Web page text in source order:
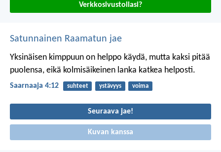
Verkkosivustollasi?
Satunnainen Raamatun jae
Yksinäisen kimppuun on helppo käydä, mutta kaksi pitää
puolensa, eikä kolmisäikeinen lanka katkea helposti.
Saarnaaja 4:12 suhteet ystävyys voima
Seuraava jae!
Kuvan kanssa